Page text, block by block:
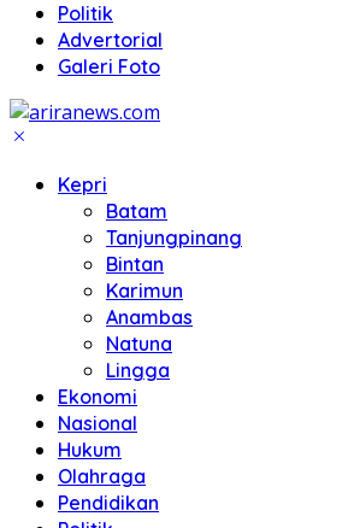
Politik
Advertorial
Galeri Foto
Kepri
Batam
Tanjungpinang
Bintan
Karimun
Anambas
Natuna
Lingga
Ekonomi
Nasional
Hukum
Olahraga
Pendidikan